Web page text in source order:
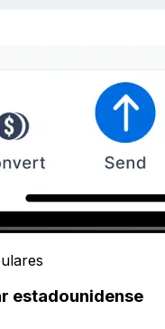
estadounidense